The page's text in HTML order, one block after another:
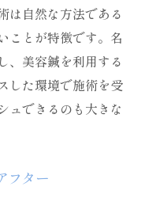
は自然な方法である
ことが特徴です。名
、美容鍼を利用する
した環境で施術を受
ュできるのも大きな
フター